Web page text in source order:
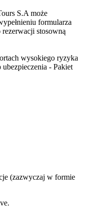
S.A może
formularza
stosowną
wysokiego ryzyka
- Pakiet
(zazwyczaj w formie